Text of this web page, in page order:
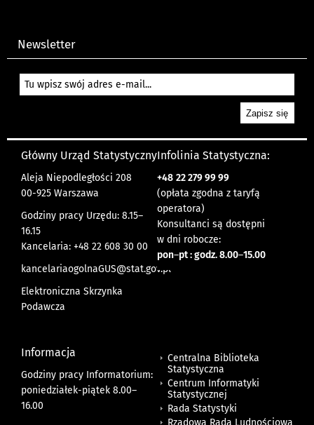
Newsletter
Główny Urząd Statystyczny
Aleja Niepodległości 208
00-925 Warszawa
Godziny pracy Urzędu: 8.15–
16.15
Kancelaria: +48 22 608 30 00
kancelariaogolnaGUS@stat.gov.pl
Elektroniczna Skrzynka
Podawcza
Infolinia Statystyczna:
+48 22 279 99 99
(opłata zgodna z taryfą
operatora)
Konsultanci są dostępni
w dni robocze:
pon–pt : godz. 8.00–15.00
Informacja
Godziny pracy Informatorium:
poniedziałek-piątek 8.00–
16.00
Centralna Biblioteka
Statystyczna
Centrum Informatyki
Statystycznej
Rada Statystyki
Rządowa Rada Ludnościowa